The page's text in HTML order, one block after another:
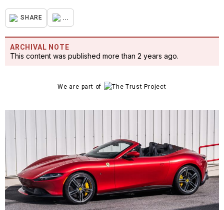
SHARE ...
ARCHIVAL NOTE
This content was published more than 2 years ago.
We are part of